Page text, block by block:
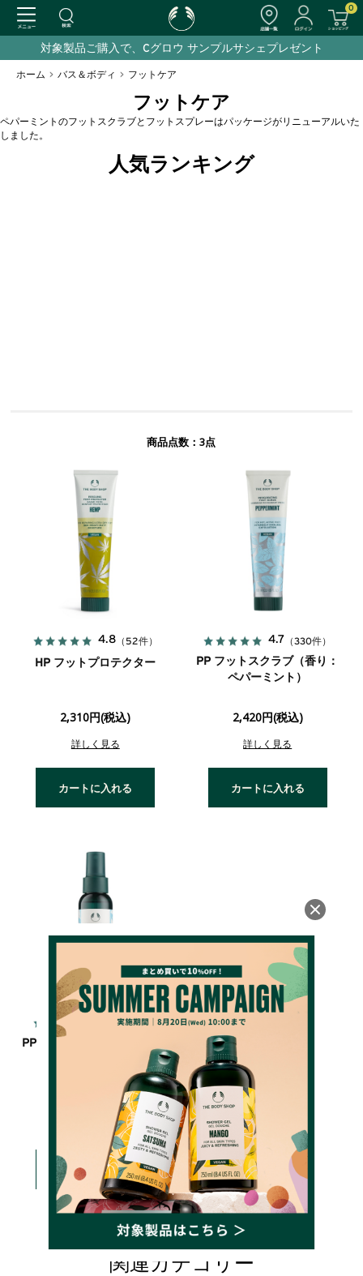
0
対象製品ご購入で、Cグロウ サンプルサシェプレゼント
ホーム > バス＆ボディ > フットケア
フットケア
ペパーミントのフットスクラブとフットスプレーはパッケージがリニューアルいた
しました。
人気ランキング
商品点数：3点
4.8（52件）
HP フットプロテクター
2,310円(税込)
詳しく見る
カートに入れる
4.7 （330件）
PP フットスクラブ（香り：
ペパーミント）
2,420円(税込)
詳しく見る
カートに入れる
（45件）
PP フット&レッグ ミスト(香
2,420円(税込)
詳しく見る
カートに入れる
関連カテゴリー